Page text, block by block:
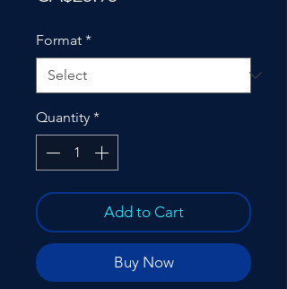
Format *
Quantity *
Add to Cart
Buy Now